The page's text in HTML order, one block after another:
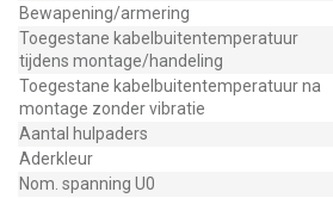
Bewapening/armering
Toegestane kabelbuitentemperatuur
tijdens montage/handeling
Toegestane kabelbuitentemperatuur na
montage zonder vibratie
Aantal hulpaders
Aderkleur
Nom. spanning U0